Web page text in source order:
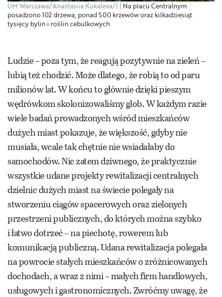
UM Warszawa/Anastasiia Kukaleva/| Na placu Centralnym
posadzono 102 drzewa, ponad 500 krzewów oraz kilkadziesiąt
tysięcy bylin i roślin cebulkowych.
Ludzie – poza tym, że reagują pozytywnie na zieleń –
lubią też chodzić. Może dlatego, że robią to od paru
milionów lat. W końcu to głównie dzięki pieszym
wędrówkom skolonizowaliśmy glob. W każdym razie
wiele badań prowadzonych wśród mieszkańców
dużych miast pokazuje, że większość, gdyby nie
musiała, wcale tak chętnie nie wsiadałaby do
samochodów. Nic zatem dziwnego, że praktycznie
wszystkie udane projekty rewitalizacji centralnych
dzielnic dużych miast na świecie polegały na
stworzeniu ciągów spacerowych oraz zielonych
przestrzeni publicznych, do których można szybko
i łatwo dotrzeć – na piechotę, rowerem lub
komunikacją publiczną. Udana rewitalizacja polegała
na powrocie stałych mieszkańców o zróżnicowanych
dochodach, a wraz z nimi – małych firm handlowych,
usługowych i gastronomicznych. Zwróćmy uwagę, że